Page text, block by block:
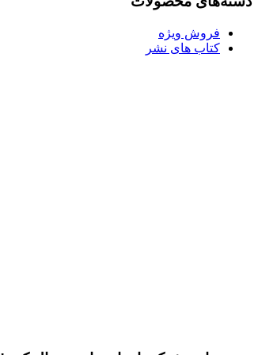
فروش ویژه
کتاب های نشر